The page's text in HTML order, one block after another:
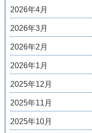
2026年4月
2026年3月
2026年2月
2026年1月
2025年12月
2025年11月
2025年10月